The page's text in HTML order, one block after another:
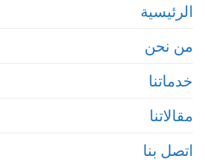
الرئيسية
من نحن
خدماتنا
مقالاتنا
اتصل بنا